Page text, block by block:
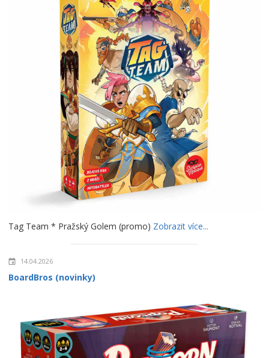
Tag Team * Pražský Golem (promo) Zobrazit více...
14.04.2026
BoardBros (novinky)